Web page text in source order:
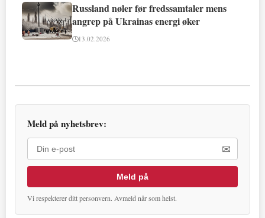
Russland nøler før fredssamtaler mens
angrep på Ukrainas energi øker
13.02.2026
Meld på nyhetsbrev:
✉
Meld på
Vi respekterer ditt personvern. Avmeld når som helst.